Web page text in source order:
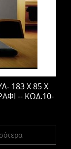
183 Χ 85 Χ
-- ΚΩΔ.10-